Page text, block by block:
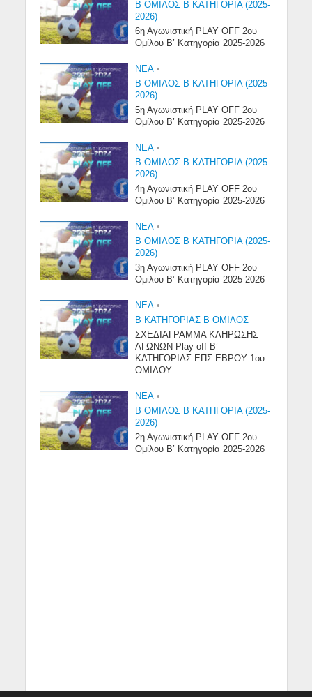
Β ΟΜΙΛΟΣ Β ΚΑΤΗΓΟΡΙΑ (2025-
2026)
6η Αγωνιστική PLAY OFF 2ου
Ομίλου Β’ Κατηγορία 2025-2026
NEA •
Β ΟΜΙΛΟΣ Β ΚΑΤΗΓΟΡΙΑ (2025-
2026)
5η Αγωνιστική PLAY OFF 2ου
Ομίλου Β’ Κατηγορία 2025-2026
NEA •
Β ΟΜΙΛΟΣ Β ΚΑΤΗΓΟΡΙΑ (2025-
2026)
4η Αγωνιστική PLAY OFF 2ου
Ομίλου Β’ Κατηγορία 2025-2026
NEA •
Β ΟΜΙΛΟΣ Β ΚΑΤΗΓΟΡΙΑ (2025-
2026)
3η Αγωνιστική PLAY OFF 2ου
Ομίλου Β’ Κατηγορία 2025-2026
NEA •
Β ΚΑΤΗΓΟΡΙΑΣ Β ΟΜΙΛΟΣ
ΣΧΕΔΙΑΓΡΑΜΜΑ ΚΛΗΡΩΣΗΣ
ΑΓΩΝΩΝ Play off B’
ΚΑΤΗΓΟΡΙΑΣ ΕΠΣ ΕΒΡΟΥ 1ου
ΟΜΙΛΟΥ
NEA •
Β ΟΜΙΛΟΣ Β ΚΑΤΗΓΟΡΙΑ (2025-
2026)
2η Αγωνιστική PLAY OFF 2ου
Ομίλου Β’ Κατηγορία 2025-2026